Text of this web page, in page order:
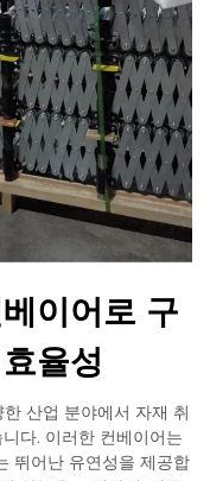
이어로 구
율성
산업 분야에서 자재 취
다. 이러한 컨베이어는
뛰어난 유연성을 제공합